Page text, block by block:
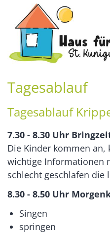
Zum Inhalt springen
Tagesablauf
Tagesablauf
7.30 - 8.30 Uhr
Die Kinder kommen an,
wichtige Informationen
schlecht geschlafen die
8.30 - 8.50 Uhr
Singen
springen